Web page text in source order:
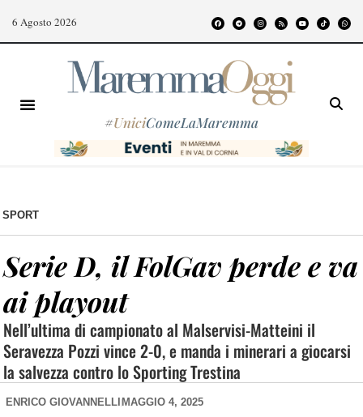
6 Agosto 2026
#UniciComeLaMaremma
SPORT
Serie D, il FolGav perde e va
ai playout
Nell’ultima di campionato al Malservisi-Matteini il
Seravezza Pozzi vince 2-0, e manda i minerari a giocarsi
la salvezza contro lo Sporting Trestina
ENRICO GIOVANNELLI MAGGIO 4, 2025